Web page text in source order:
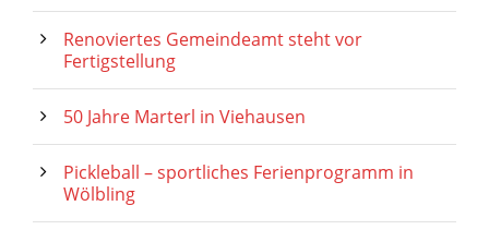
Renoviertes Gemeindeamt steht vor
Fertigstellung
50 Jahre Marterl in Viehausen
Pickleball – sportliches Ferienprogramm in
Wölbling